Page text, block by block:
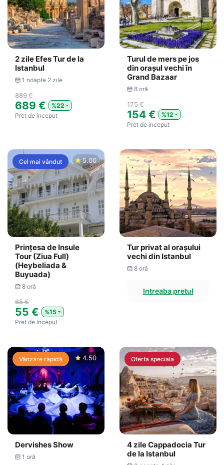
2 zile Efes Tur de la
Istanbul
1 noapte 2 zile
889 €
689 €
%22
Pret de inceput
Turul de mers pe jos
din oraşul vechi în
Grand Bazaar
8 oră
175 €
154 €
%12
Pret de inceput
Cel mai vândut 5.00
Prințesa de Insule
Tour (Ziua Full)
(Heybeliada &
Buyuada)
8 oră
65 €
55 €
%15
Pret de inceput
Tur privat al oraşului
vechi din Istanbul
8 oră
Intreaba pretul
Vânzare rapidă 4.50
Dervishes Show
1 oră
Oferta speciala
4 zile Cappadocia Tur
de la Istanbul